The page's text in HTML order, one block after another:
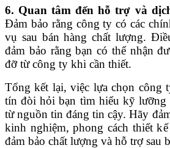
6. Quan tâm đến hỗ trợ và
Đảm bảo rằng công ty có các
vụ sau bán hàng chất lượng.
đảm bảo rằng bạn có thể nhận
đỡ từ công ty khi cần thiết.
Tổng kết lại, việc lựa chọn công
tín đòi hỏi bạn tìm hiểu kỹ lưỡng
từ nguồn tin đáng tin cậy. Hãy
kinh nghiệm, phong cách thiết
đảm bảo chất lượng và hỗ trợ sau